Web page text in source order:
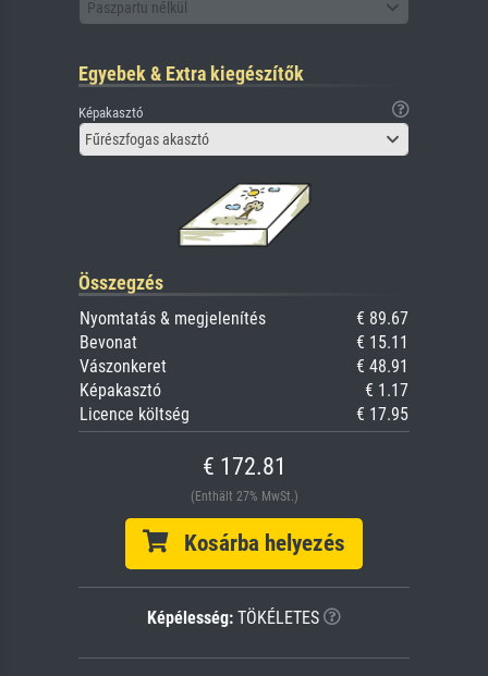
Paszpartu nélkül
Egyebek & Extra kiegészítők
Képakasztó
Fűrészfogas akasztó
Összegzés
Nyomtatás & megjelenítés
€ 89.67
Bevonat
€ 15.11
Vászonkeret
€ 48.91
Képakasztó
€ 1.17
Licence költség
€ 17.95
€ 172.81
(Enthält 27% MwSt.)
Kosárba helyezés
Képélesség: TÖKÉLETES